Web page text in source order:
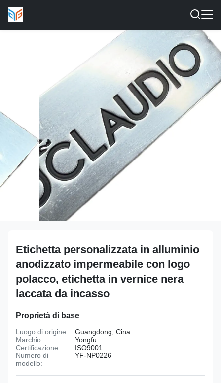
Etichetta personalizzata in alluminio
anodizzato impermeabile con logo
polacco, etichetta in vernice nera
laccata da incasso
Proprietà di base
Luogo di origine:
Guangdong, Cina
Marchio:
Yongfu
Certificazione:
ISO9001
Numero di
modello:
YF-NP0226